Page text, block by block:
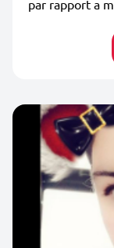
par rapport a